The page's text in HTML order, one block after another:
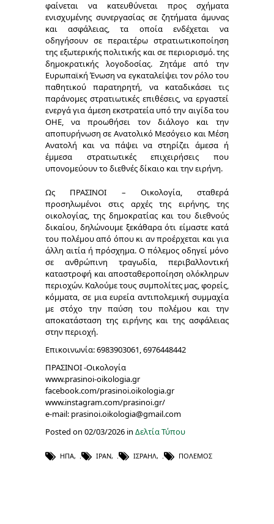
φαίνεται να κατευθύνεται προς σχήματα
ενισχυμένης συνεργασίας σε ζητήματα άμυνας
και ασφάλειας, τα οποία ενδέχεται να
οδηγήσουν σε περαιτέρω στρατιωτικοποίηση
της εξωτερικής πολιτικής και σε περιορισμό. της
δημοκρατικής λογοδοσίας. Ζητάμε από την
Ευρωπαϊκή Ένωση να εγκαταλείψει τον ρόλο του
παθητικού παρατηρητή, να καταδικάσει τις
παράνομες στρατιωτικές επιθέσεις, να εργαστεί
ενεργά για άμεση εκστρατεία υπό την αιγίδα του
ΟΗΕ, να προωθήσει τον διάλογο και την
αποπυρήνωση σε Ανατολικό Μεσόγειο και Μέση
Ανατολή και να πάψει να στηρίζει άμεσα ή
έμμεσα στρατιωτικές επιχειρήσεις που
υπονομεύουν το διεθνές δίκαιο και την ειρήνη.
Ως ΠΡΑΣΙΝΟΙ – Οικολογία, σταθερά
προσηλωμένοι στις αρχές της ειρήνης, της
οικολογίας, της δημοκρατίας και του διεθνούς
δικαίου, δηλώνουμε ξεκάθαρα ότι είμαστε κατά
του πολέμου από όπου κι αν προέρχεται και για
άλλη αιτία ή πρόσχημα. Ο πόλεμος οδηγεί μόνο
σε ανθρώπινη τραγωδία, περιβαλλοντική
καταστροφή και αποσταθεροποίηση ολόκληρων
περιοχών. Καλούμε τους συμπολίτες μας, φορείς,
κόμματα, σε μια ευρεία αντιπολεμική συμμαχία
με στόχο την παύση του πολέμου και την
αποκατάσταση της ειρήνης και της ασφάλειας
στην περιοχή.
Επικοινωνία: 6983903061, 6976448442
ΠΡΑΣΙΝΟΙ -Οικολογία
www.prasinoi-oikologia.gr
facebook.com/prasinoi.oikologia.gr
www.instagram.com/prasinoi.gr/
e-mail: prasinoi.oikologia@gmail.com
Posted on 02/03/2026 in Δελτία Τύπου
ΗΠΑ, ΙΡΆΝ, ΙΣΡΑΉΛ, ΠΌΛΕΜΟΣ